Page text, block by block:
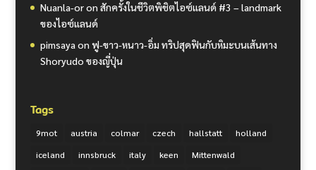
Nuanla-oron สักครั้งในชีวิตพิชิตไอซ์แลนด์ #3 – landmark
ของไอซ์แลนด์
pimsaya on ฟู-ขาว-หนาว-อิ่ม ทริปสุดฟินกับหิมะบนเส้นทาง
Shoryudo ของญี่ปุ่น
Tags
9mot austria colmar czech hallstatt
holland
iceland
innsbruck italy keen
Mittenwald